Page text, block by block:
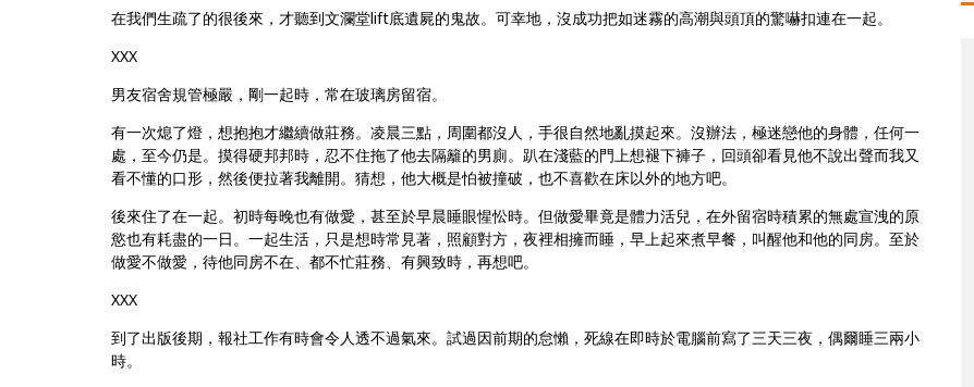
在我們生疏了的很後來，才聽到文瀾堂lift底遺屍的鬼故。可幸地，沒成功把如迷霧的高潮與頭頂的驚嚇扣連在一起。
XXX
男友宿舍規管極嚴，剛一起時，常在玻璃房留宿。
有一次熄了燈，想抱抱才繼續做莊務。凌晨三點，周圍都沒人，手很自然地亂摸起來。沒辦法，極迷戀他的身體，任何一
處，至今仍是。摸得硬邦邦時，忍不住拖了他去隔籬的男廁。趴在淺藍的門上想褪下褲子，回頭卻看見他不說出聲而我又
看不懂的口形，然後便拉著我離開。猜想，他大概是怕被撞破，也不喜歡在床以外的地方吧。
後來住了在一起。初時每晚也有做愛，甚至於早晨睡眼惺忪時。但做愛畢竟是體力活兒，在外留宿時積累的無處宣洩的原
慾也有耗盡的一日。一起生活，只是想時常見著，照顧對方，夜裡相擁而睡，早上起來煮早餐，叫醒他和他的同房。至於
做愛不做愛，待他同房不在、都不忙莊務、有興致時，再想吧。
XXX
到了出版後期，報社工作有時會令人透不過氣來。試過因前期的怠懶，死線在即時於電腦前寫了三天三夜，偶爾睡三兩小
時。